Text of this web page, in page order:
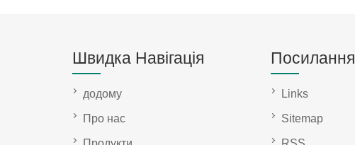
Швидка Навігація
додому
Про нас
Посилання
Links
Sitemap